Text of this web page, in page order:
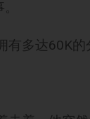
多达60K的